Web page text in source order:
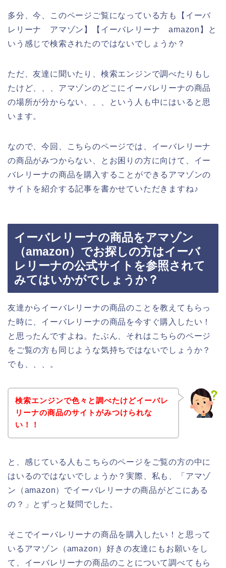
多分、今、このページご覧になっている方も【イーバ
レリーナ アマゾン】【イーバレリーナ amazon】と
いう感じで検索されたのではないでしょうか？
ただ、友達に聞いたり、検索エンジンで調べたりもし
たけど、、、アマゾンのどこにイーバレリーナの商品
の場所が分からない、、、という人も中にはいると思
います。
なので、今回、こちらのページでは、イーバレリーナ
の商品がみつからない、とお困りの方に向けて、イー
バレリーナの商品を購入することができるアマゾンの
サイトを紹介する記事を書かせていただきますね♪
イーバレリーナの商品をアマゾン
（amazon）でお探しの方はイーバ
レリーナの公式サイトを参照されて
みてはいかがでしょうか？
友達からイーバレリーナの商品のことを教えてもらっ
た時に、イーバレリーナの商品を今すぐ購入したい！
と思ったんですよね。たぶん、それはこちらのページ
をご覧の方も同じような気持ちではないでしょうか？
でも、、、。
検索エンジンで色々と調べたけどイーバレ
リーナの商品のサイトがみつけられな
い！！
と、感じている人もこちらのページをご覧の方の中に
はいるのではないでしょうか？実際、私も、「アマゾ
ン（amazon）でイーバレリーナの商品がどこにある
の？」とずっと疑問でした。
そこでイーバレリーナの商品を購入したい！と思って
いるアマゾン（amazon）好きの友達にもお願いをし
て、イーバレリーナの商品のことについて調べてもら